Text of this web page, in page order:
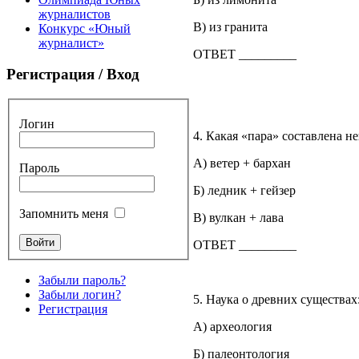
журналистов
Конкурс «Юный
журналист»
Регистрация / Вход
Логин
Пароль
Запомнить меня
Забыли пароль?
Забыли логин?
Регистрация
В) из гранита
ОТВЕТ _________
4. Какая «пара» составлена
А) ветер + бархан
Б) ледник + гейзер
В) вулкан + лава
ОТВЕТ _________
5. Наука о древних существах:
А) археология
Б) палеонтология